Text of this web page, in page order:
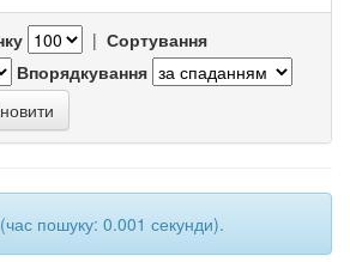
| Сортування
Впорядкування
(час пошуку: 0.001 секунди).